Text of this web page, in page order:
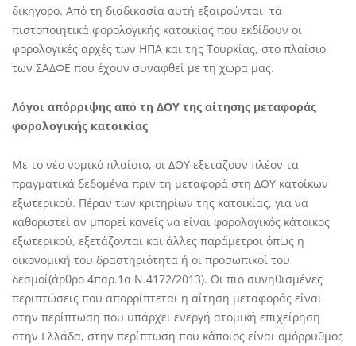
δικηγόρο. Από τη διαδικασία αυτή εξαιρούνται τα
πιστοποιητικά φορολογικής κατοικίας που εκδίδουν οι
φορολογικές αρχές των ΗΠΑ και της Τουρκίας, στο πλαίσιο
των ΣΑΔΦΕ που έχουν συναφθεί με τη χώρα μας.
Λόγοι απόρριψης από τη ΔΟΥ της αίτησης μεταφοράς
φορολογικής κατοικίας
Με το νέο νομικό πλαίσιο, οι ΔΟΥ εξετάζουν πλέον τα
πραγματικά δεδομένα πριν τη μεταφορά στη ΔΟΥ κατοίκων
εξωτερικού. Πέραν των κριτηρίων της κατοικίας, για να
καθοριστεί αν μπορεί κανείς να είναι φορολογικός κάτοικος
εξωτερικού, εξετάζονται και άλλες παράμετροι όπως η
οικονομική του δραστηριότητα ή οι προσωπικοί του
δεσμοί(άρθρο 4παρ.1α Ν.4172/2013). Οι πιο συνηθισμένες
περιπτώσεις που απορρίπτεται η αίτηση μεταφοράς είναι
στην περίπτωση που υπάρχει ενεργή ατομική επιχείρηση
στην Ελλάδα, στην περίπτωση που κάποιος είναι ομόρρυθμος